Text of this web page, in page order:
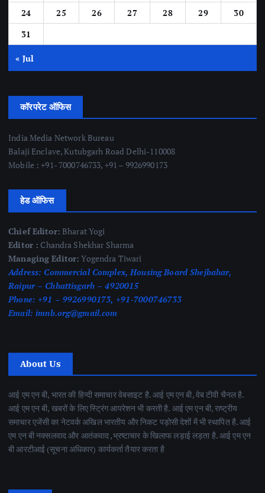
24
25 26 27 28 29
30
31
« Jul
कॉरपरेट ऑफिस
India Media Network Bureau
Balaji Enclave, Kutubgarh Road Delhi-110008
Mobile : +91- 7000746733, +91 – 9926990173
हेड ऑफिस
Chief Editor: Bharat Yogi
Editor : Chandra Shekhar Sharma
Managing Editor: Yogendra Tiwari
Address: Commercial Complex, Housing Board Shejbahar,
Raipur – Chhattisgarh – 4920015
Phone: +91 – 9926990173, +91-7000746733
Email: imnb.org@gmail.com
About Us
आई एम एन बी, भारत की हिन्दी समाचार वेबसाइट है. आई एम एन बी, वेब टीवी चैनल है.
आई एम एन बी, खबरों के लिए स्ट्रिंग आपरेशन भी करती है. आई एम एन बी, राष्ट्रीय
समाचार एजेंसी का नेटवर्क अखिल भारतीय और निकट पड़ोसी देशों में भी स्थापित है. आई
एम एन बी नक्सलवाद और आतंकवाद ,भ्रष्टाचार के खिलाफ लड़ाई लड़ता है. आई एम एन
बी आरटीआई (सूचना अधिकार) कार्यकर्ता तैयार करता है